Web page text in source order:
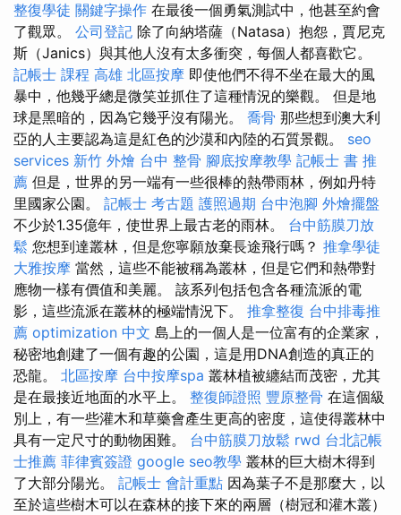
整復學徒 關鍵字操作 在最後一個勇氣測試中，他甚至約會
了觀眾。 公司登記 除了向納塔薩（Natasa）抱怨，賈尼克
斯（Janics）與其他人沒有太多衝突，每個人都喜歡它。
記帳士 課程 高雄 北區按摩 即使他們不得不坐在最大的風
暴中，他幾乎總是微笑並抓住了這種情況的樂觀。 但是地
球是黑暗的，因為它幾乎沒有陽光。 喬骨 那些想到澳大利
亞的人主要認為這是紅色的沙漠和內陸的石質景觀。 seo
services 新竹 外燴 台中 整骨 腳底按摩教學 記帳士 書 推
薦 但是，世界的另一端有一些很棒的熱帶雨林，例如丹特
里國家公園。 記帳士 考古題 護照過期 台中泡腳 外燴擺盤
不少於1.35億年，使世界上最古老的雨林。 台中筋膜刀放
鬆 您想到達叢林，但是您寧願放棄長途飛行嗎？ 推拿學徒
大雅按摩 當然，這些不能被稱為叢林，但是它們和熱帶對
應物一樣有價值和美麗。 該系列包括包含各種流派的電
影，這些流派在叢林的極端情況下。 推拿整復 台中排毒推
薦 optimization 中文 島上的一個人是一位富有的企業家，
秘密地創建了一個有趣的公園，這是用DNA創造的真正的
恐龍。 北區按摩 台中按摩spa 叢林植被纏結而茂密，尤其
是在最接近地面的水平上。 整復師證照 豐原整骨 在這個級
別上，有一些灌木和草藥會產生更高的密度，這使得叢林中
具有一定尺寸的動物困難。 台中筋膜刀放鬆 rwd 台北記帳
士推薦 菲律賓簽證 google seo教學 叢林的巨大樹木得到
了大部分陽光。 記帳士 會計重點 因為葉子不是那麼大，以
至於這些樹木可以在森林的接下來的兩層（樹冠和灌木叢）